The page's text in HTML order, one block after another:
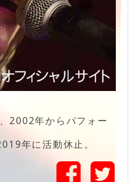
2002年からパフォー
動休止。